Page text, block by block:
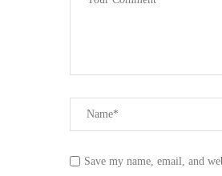
Save my name, email, and